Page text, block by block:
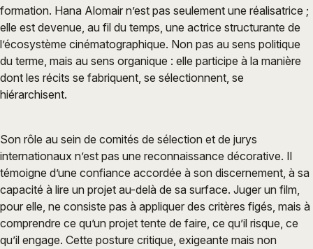
formation. Hana Alomair n’est pas seulement une réalisatrice ;
elle est devenue, au fil du temps, une actrice structurante de
l’écosystème cinématographique. Non pas au sens politique
du terme, mais au sens organique : elle participe à la manière
dont les récits se fabriquent, se sélectionnent, se
hiérarchisent.
Son rôle au sein de comités de sélection et de jurys
internationaux n’est pas une reconnaissance décorative. Il
témoigne d’une confiance accordée à son discernement, à sa
capacité à lire un projet au-delà de sa surface. Juger un film,
pour elle, ne consiste pas à appliquer des critères figés, mais à
comprendre ce qu’un projet tente de faire, ce qu’il risque, ce
qu’il engage. Cette posture critique, exigeante mais non